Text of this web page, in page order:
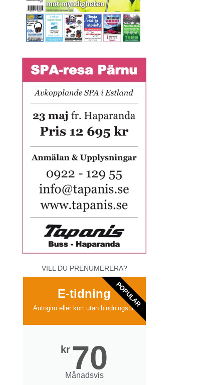
VILL DU PRENUMERERA?
E-tidning
Autogiro eller kort utan bindningstid
kr 70
Månadsvis
POPULAR